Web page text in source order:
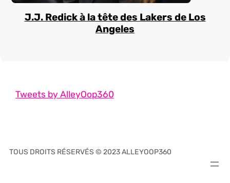
J.J. Redick à la tête des Lakers de Los
Angeles
Tweets by AlleyOop360
TOUS DROITS RÉSERVÉS © 2023 ALLEYOOP360